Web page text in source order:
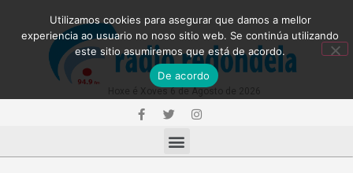
Utilizamos cookies para asegurar que damos a mellor
experiencia ao usuario no noso sitio web. Se continúa utilizando
este sitio asumiremos que está de acordo.
De acordo